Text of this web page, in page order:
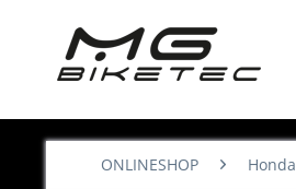
ONLINESHOP Honda